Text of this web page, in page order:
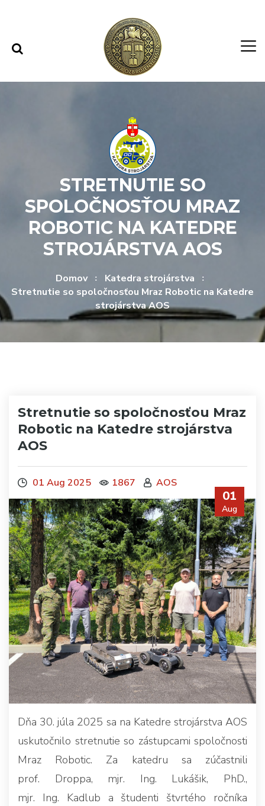
STRETNUTIE SO
SPOLOČNOSŤOU MRAZ
ROBOTIC NA KATEDRE
STROJÁRSTVA AOS
Domov
Katedra strojárstva
Stretnutie so spoločnosťou Mraz Robotic na Katedre
strojárstva AOS
Stretnutie so spoločnosťou Mraz
Robotic na Katedre strojárstva
AOS
01 Aug 2025 1867 AOS
01
Aug
Dňa 30. júla 2025 sa na Katedre strojárstva AOS
uskutočnilo stretnutie so zástupcami spoločnosti
Mraz Robotic. Za katedru sa zúčastnili
prof. Droppa, mjr. Ing. Lukášik, PhD.,
mjr. Ing. Kadlub a študenti štvrtého ročníka